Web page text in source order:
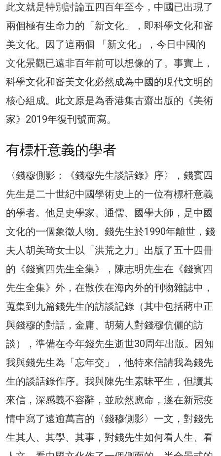
此文就是特別討論五四百年至今，中國已出現了
兩個極有生命力的「新文化」，即科學文化和審
美文化。因了這兩個 「新文化」，今日中國的
文化景觀已遠非百年前可以想像的了。事實上，
科學文化和審美文化必然成為中國的現代文明的
核心組成。此文原是為香港集古齋出版的《美術
家》2019年復刊號而寫。
有標杆意義的學者
〈錢穆側影：《錢穆先生談話錄》序〉，錢賓四
先生是二十世紀中國學術史上的一位有標杆意義
的學者。他是史學家、通儒、國學大師，是中國
文化的一個象徵人物。錢先生於1990年離世，錢
夫人胡美琦女士以「洪荒之力」出版了五十四冊
的《錢賓四先生全集》，陳志明先生在《錢賓四
先生全集》外，在散佚在海內外的刊物雜誌中，
蒐集到九篇錢先生的訪談記錄（其中包括蔣中正
與錢穆的對話，金庸、胡菊人對錢穆伉儷的訪
談），準備在今年錢先生逝世30周年出版。因知
我與錢先生為「忘年交」，他特來信請我為錢先
生的談話錄作序。我與陳先生素昧平生，但讀其
來信，深感義不容辭，並欣然應命，遂在新冠疫
情中寫了遠逾萬言的〈錢穆側影〉一文，對錢先
生其人、其學、其事，對錢先生如何看人生、看